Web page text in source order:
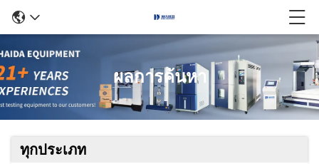
ผลการค้นหา
ทุกประเภท